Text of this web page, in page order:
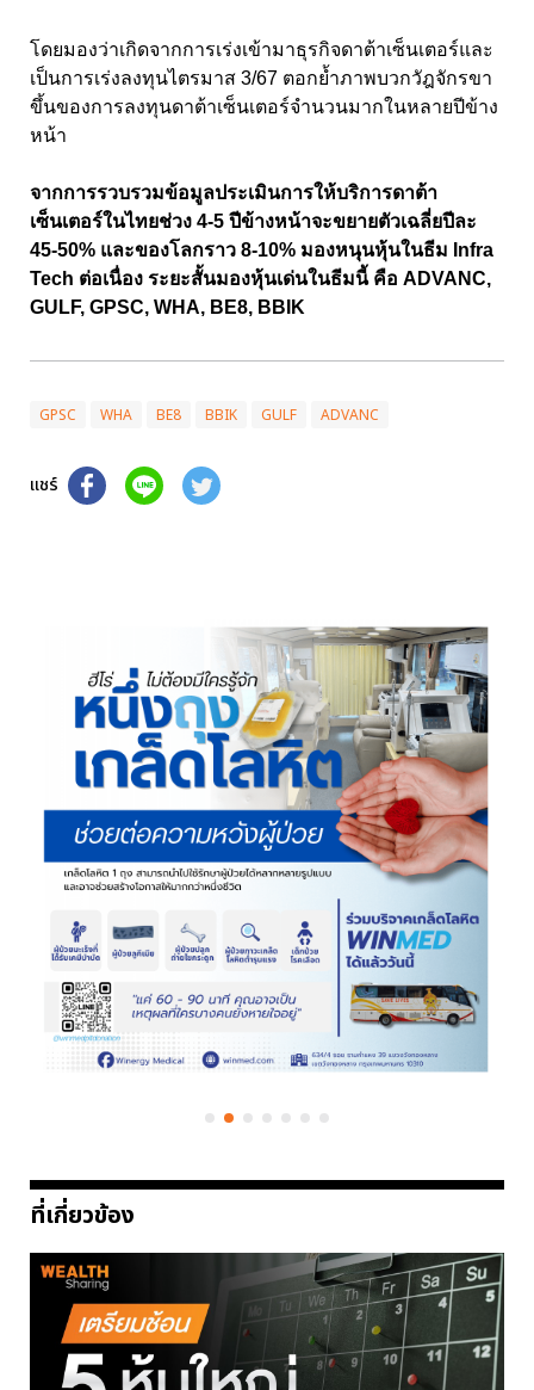
โดยมองว่าเกิดจากการเร่งเข้ามาธุรกิจดาต้าเซ็นเตอร์และ
เป็นการเร่งลงทุนไตรมาส 3/67 ตอกย้ำภาพบวกวัฎจักรขา
ขึ้นของการลงทุนดาต้าเซ็นเตอร์จำนวนมากในหลายปีข้าง
หน้า
จากการรวบรวมข้อมูลประเมินการให้บริการดาต้า
เซ็นเตอร์ในไทยช่วง 4-5 ปีข้างหน้าจะขยายตัวเฉลี่ยปีละ
45-50% และของโลกราว 8-10% มองหนุนหุ้นในธีม Infra
Tech ต่อเนื่อง ระยะสั้นมองหุ้นเด่นในธีมนี้ คือ ADVANC,
GULF, GPSC, WHA, BE8, BBIK
GPSC WHA BE8 BBIK GULF ADVANC
แชร์
ที่เกี่ยวข้อง